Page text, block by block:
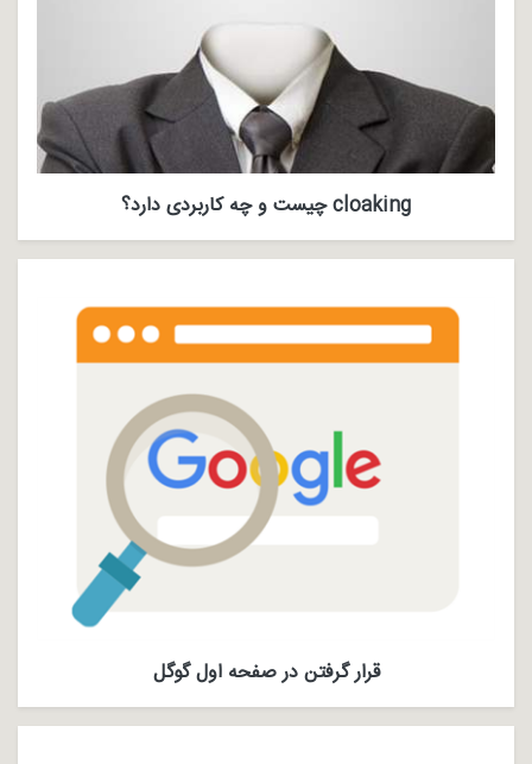
cloaking چیست و چه کاربردی دارد؟
قرار گرفتن در صفحه اول گوگل